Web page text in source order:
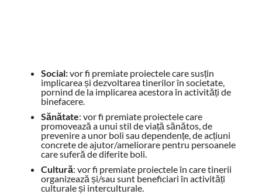
Social:vor fi premiate proiectele care susțin
implicarea și dezvoltarea tinerilor în societate,
pornind de la implicarea acestora în activități de
binefacere.
Sănătate: vor fi premiate proiectele care
promovează a unui stil de viață sănătos, de
prevenire a unor boli sau dependențe, de acțiuni
concrete de ajutor/ameliorare pentru persoanele
care suferă de diferite boli.
Cultură: vor fi premiate proiectele în care tinerii
organizează și/sau sunt beneficiari în activități
culturale și interculturale.